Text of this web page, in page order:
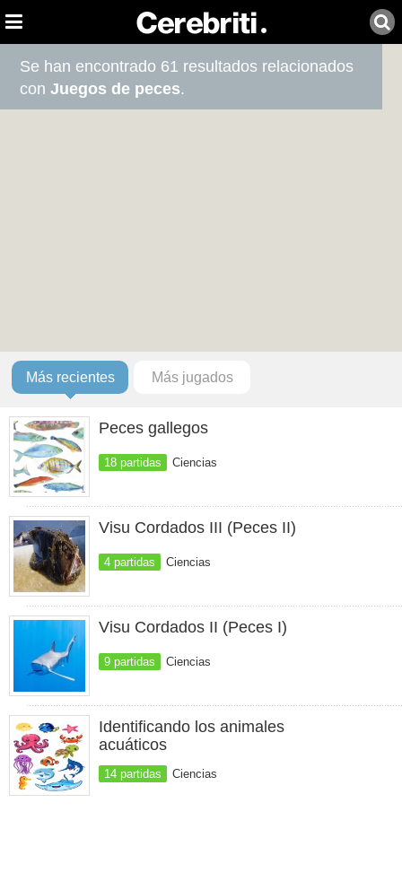
Se han encontrado 61 resultados relacionados
conJuegos de peces.
Más recientes Más jugados
Peces gallegos
18 partidas Ciencias
Visu Cordados III (Peces II)
4 partidas Ciencias
Visu Cordados II (Peces I)
9 partidas Ciencias
Identificando los animales
acuáticos
14 partidas Ciencias